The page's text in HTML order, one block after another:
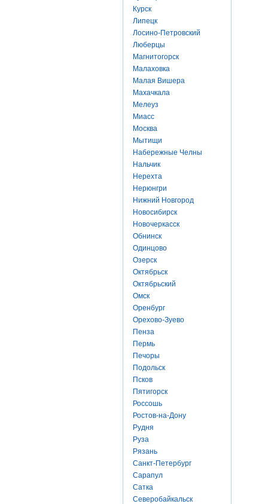
Курск
Липецк
Лосино-Петровский
Люберцы
Магнитогорск
Малаховка
Малая Вишера
Махачкала
Мелеуз
Миасс
Москва
Мытищи
Набережные Челны
Нальчик
Нерехта
Нерюнгри
Нижний Новгород
Новосибирск
Новочеркасск
Обнинск
Одинцово
Озерск
Октябрьск
Октябрьский
Омск
Оренбург
Орехово-Зуево
Пенза
Пермь
Печоры
Подольск
Псков
Пятигорск
Россошь
Ростов-на-Дону
Рудня
Руза
Рязань
Санкт-Петербург
Сарапул
Сатка
Северобайкальск